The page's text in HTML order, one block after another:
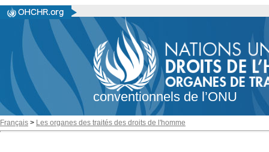
conventionnels de l’ONU
Français > Les organes des traités des droits de l'homme